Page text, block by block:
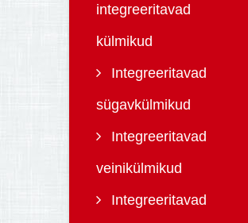
integreeritavad
külmikud
Integreeritavad
sügavkülmikud
Integreeritavad
veinikülmikud
Integreeritavad